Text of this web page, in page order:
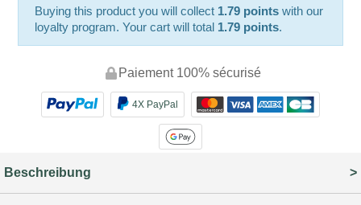
Buying this product you will collect 1.79 points with our
loyalty program. Your cart will total 1.79 points.
Paiement 100% sécurisé
4X PayPal
Beschreibung